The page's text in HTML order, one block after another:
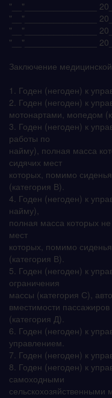
"__"_______________
"__"_______________
"__"_______________
"__"_______________
Заключение
1. Годен (негоден) к
2. Годен (негоден) к
мотонартами, мопедом
3. Годен (негоден) к
работы по
найму), полная масса
сидячих мест
которых, помимо
(категория В).
4. Годен (негоден) к
найму),
полная масса которых
мест
которых, помимо
(категория В).
5. Годен (негоден) к
ограничения
массы (категория С),
вместимости пассажиров
(категория Д).
6. Годен (негоден) к
управлением.
7. Годен (негоден) к
8. Годен (негоден) к
самоходными